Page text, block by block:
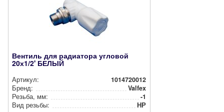
Вентиль для радиатора угловой
20х1/2' БЕЛЫЙ
Артикул:
1014720012
Бренд:
Valfex
Резьба, мм:
-1
Вид резьбы:
НР